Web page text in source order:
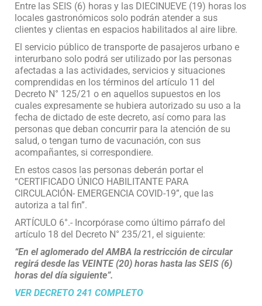
Entre las SEIS (6) horas y las DIECINUEVE (19) horas los
locales gastronómicos solo podrán atender a sus
clientes y clientas en espacios habilitados al aire libre.
El servicio público de transporte de pasajeros urbano e
interurbano solo podrá ser utilizado por las personas
afectadas a las actividades, servicios y situaciones
comprendidas en los términos del artículo 11 del
Decreto N° 125/21 o en aquellos supuestos en los
cuales expresamente se hubiera autorizado su uso a la
fecha de dictado de este decreto, así como para las
personas que deban concurrir para la atención de su
salud, o tengan turno de vacunación, con sus
acompañantes, si correspondiere.
En estos casos las personas deberán portar el
“CERTIFICADO ÚNICO HABILITANTE PARA
CIRCULACIÓN- EMERGENCIA COVID-19”, que las
autoriza a tal fin”.
ARTÍCULO 6°.- Incorpórase como último párrafo del
artículo 18 del Decreto N° 235/21, el siguiente:
“En el aglomerado del AMBA la restricción de circular
regirá desde las VEINTE (20) horas hasta las SEIS (6)
horas del día siguiente”.
VER DECRETO 241 COMPLETO